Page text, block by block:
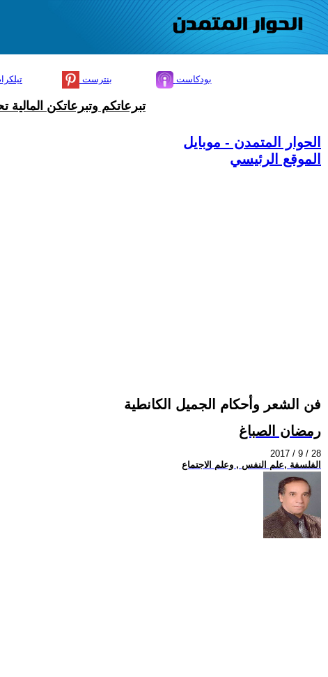
بنترست بودكاست
تبرعاتكم وتبرعاتكن
الحوار المتمدن - موبايل
الموقع الرئيسي
فن الشعر وأحكام الجميل الكانطية
رمضان الصباغ
2017 / 9 / 28
الفلسفة ,علم النفس , وعلم الاجتماع